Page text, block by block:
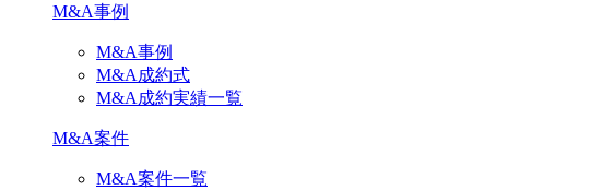
M&A事例
M&A事例
M&A成約式
M&A成約実績一覧
M&A案件
M&A案件一覧